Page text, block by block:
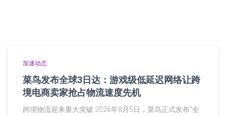
加速动态
菜鸟发布全球3日达：游戏级低延迟网络让跨
境电商卖家抢占物流速度先机
跨境物流迎来重大突破 2026年8月5日，菜鸟正式发布"全